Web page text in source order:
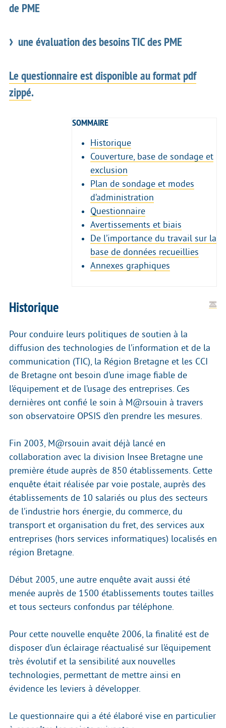
de PME
une évaluation des besoins TIC des PME
Le questionnaire est disponible au format pdf
zippé.
SOMMAIRE
Historique
Couverture, base de sondage et
exclusion
Plan de sondage et modes
d’administration
Questionnaire
Avertissements et biais
De l’importance du travail sur la
base de données recueillies
Annexes graphiques
Historique
Pour conduire leurs politiques de soutien à la
diffusion des technologies de l’information et de la
communication (TIC), la Région Bretagne et les CCI
de Bretagne ont besoin d’une image fiable de
l’équipement et de l’usage des entreprises. Ces
dernières ont confié le soin à M@rsouin à travers
son observatoire OPSIS d’en prendre les mesures.
Fin 2003, M@rsouin avait déjà lancé en
collaboration avec la division Insee Bretagne une
première étude auprès de 850 établissements. Cette
enquête était réalisée par voie postale, auprès des
établissements de 10 salariés ou plus des secteurs
de l’industrie hors énergie, du commerce, du
transport et organisation du fret, des services aux
entreprises (hors services informatiques) localisés en
région Bretagne.
Début 2005, une autre enquête avait aussi été
menée auprès de 1500 établissements toutes tailles
et tous secteurs confondus par téléphone.
Pour cette nouvelle enquête 2006, la finalité est de
disposer d’un éclairage réactualisé sur l’équipement
très évolutif et la sensibilité aux nouvelles
technologies, permettant de mettre ainsi en
évidence les leviers à développer.
Le questionnaire qui a été élaboré vise en particulier